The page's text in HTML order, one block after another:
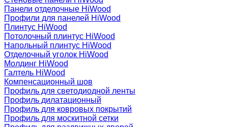
Панели отделочные HiWood
Профили для панелей HiWood
Плинтус HiWood
Потолочный плинтус HiWood
Напольный плинтус HiWood
Отделочный уголок HiWood
Молдинг HiWood
Галтель HiWood
Компенсационный шов
Профиль для светодиодной ленты
Профиль дилатационный
Профиль для ковровых покрытий
Профиль для москитной сетки